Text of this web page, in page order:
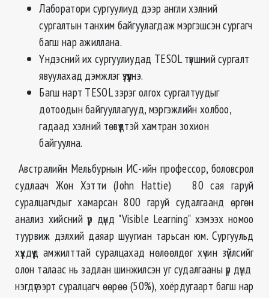
Лаборатори сургуулиуд дээр англи хэлний
сургалтын танхим байгуулагдаж мэргэшсэн сургагч
багш нар ажиллана.
Үндэсний их сургуулиудад TESOL түвшний сургалт
явуулахад дэмжлэг үзүүлнэ.
Багш нарт TESOL зэрэг олгох сургалтуудыг
дотоодын байгууллагууд, мэргэжлийн холбоо,
гадаад хэлний төвүүдтэй хамтран зохион
байгуулна.
Австралийн Мельбурнын ИС-ийн профессор, боловсрол
судлаач Жон Хэтти (John Hattie) 80 сая гаруй
суралцагчдыг хамарсан 800 гаруй судалгаанд өргөн
анализ хийсний үр дүнд "Visible Learning" хэмээх номоо
туурвиж дэлхий даяар шуугиан тарьсан юм. Сургуульд
хүүхдүүд амжилттай суралцахад нөлөөлдөг хүчин зүйлсийг
олон талаас нь задлан шинжилсэн уг судалгааны үр дүнд
нэгдүгээрт суралцагч өөрөө (50%), хоёрдугаарт багш нар